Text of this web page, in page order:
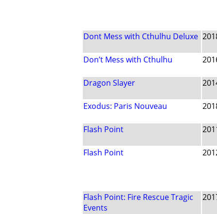
Dont Mess with Cthulhu Deluxe
Don’t Mess with Cthulhu
Dragon Slayer
Exodus: Paris Nouveau
Flash Point
Flash Point
Flash Point: Fire Rescue Tragic
Events